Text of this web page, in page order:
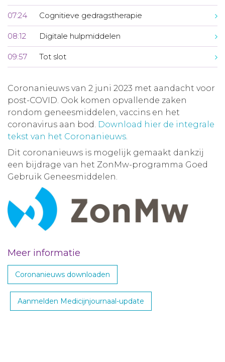
07:24 Cognitieve gedragstherapie
08:12 Digitale hulpmiddelen
09:57 Tot slot
Coronanieuws van 2 juni 2023 met aandacht voor
post-COVID. Ook komen opvallende zaken
rondom geneesmiddelen, vaccins en het
coronavirus aan bod. Download hier de integrale
tekst van het Coronanieuws.
Dit coronanieuws is mogelijk gemaakt dankzij
een bijdrage van het ZonMw-programma Goed
Gebruik Geneesmiddelen.
Meer informatie
Coronanieuws downloaden
Aanmelden Medicijnjournaal-update